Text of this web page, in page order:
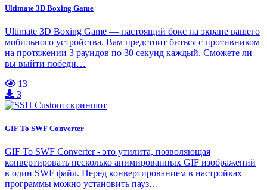
Ultimate 3D Boxing Game
Ultimate 3D Boxing Game — настоящий бокс на экране вашего
мобильного устройства. Вам предстоит биться с противником
на протяжении 3 раундов по 30 секунд каждый. Сможете ли
вы выйти победи…
13
3
GIF To SWF Converter
GIF To SWF Converter - это утилита, позволяющая
конвертировать несколько анимированных GIF изображений
в один SWF файл. Перед конвертированием в настройках
программы можно установить пауз…